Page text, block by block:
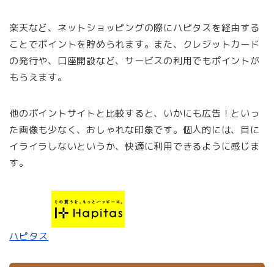
楽天など、ネットショッピングの際にハピタスを経由する
ことでポイントを貯められます。また、クレジットカード
の発行や、口座開設など、サービスの利用でもポイントが
もらえます。
他のポイントサイトと比較すると、いかにも広告！といっ
た画像も少なく、おしゃれな印象です。個人的には、目に
イライラしないというか、快適に利用できるように感じま
す。
ハピタス